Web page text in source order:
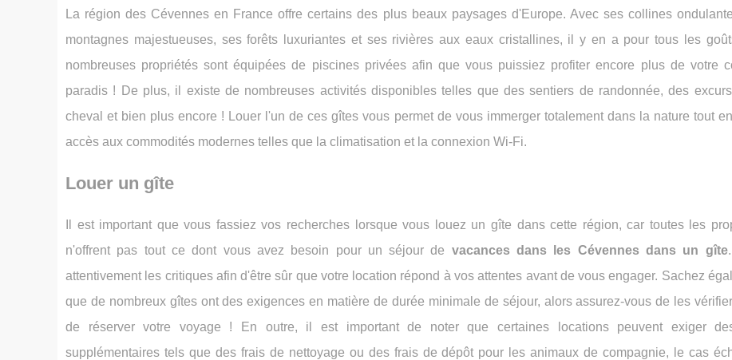
La région des Cévennes en France offre certains des plus beaux paysages d'Europe. Avec ses collines
montagnes majestueuses, ses forêts luxuriantes et ses rivières aux eaux cristallines, il y en a pour tous les
nombreuses propriétés sont équipées de piscines privées afin que vous puissiez profiter encore plus de votre
paradis ! De plus, il existe de nombreuses activités disponibles telles que des sentiers de randonnée, des
cheval et bien plus encore ! Louer l'un de ces gîtes vous permet de vous immerger totalement dans la nature tout
accès aux commodités modernes telles que la climatisation et la connexion Wi-Fi.
Louer un gîte
Il est important que vous fassiez vos recherches lorsque vous louez un gîte dans cette région, car toutes les
n'offrent pas tout ce dont vous avez besoin pour un séjour de vacances dans les Cévennes dans un gîte
attentivement les critiques afin d'être sûr que votre location répond à vos attentes avant de vous engager. Sachez
que de nombreux gîtes ont des exigences en matière de durée minimale de séjour, alors assurez-vous de les
de réserver votre voyage ! En outre, il est important de noter que certaines locations peuvent exiger
supplémentaires tels que des frais de nettoyage ou des frais de dépôt pour les animaux de compagnie, le cas